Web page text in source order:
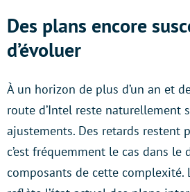
Des plans encore
d’évoluer
À un horizon de plus d’un an et
route d’Intel reste naturellement
ajustements. Des retards restent
c’est fréquemment le cas dans le
composants de cette complexité.